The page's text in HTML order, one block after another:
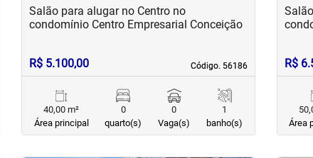
Código. 56186
Código. 56186
Salão para alugar no Centro no
condomínio Centro Empresarial Conceição
R$ 5.100,00
40,00 m²
Área principal
0
quarto(s)
0
Vaga(s)
1
banho(s)
R$
Área